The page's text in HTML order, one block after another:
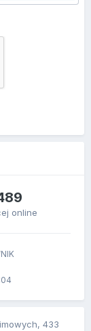
online
433